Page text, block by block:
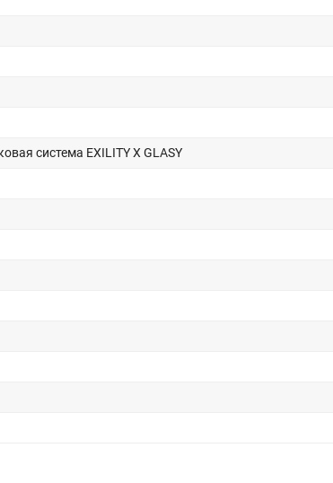
система EXILITY X GLASY